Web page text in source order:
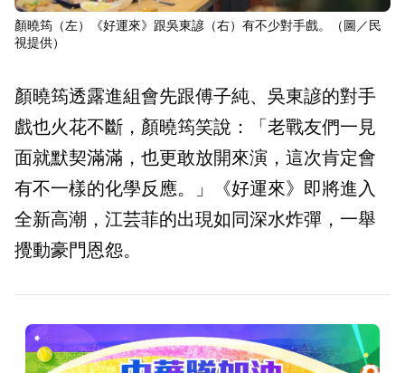
顏曉筠（左）《好運來》跟吳東諺（右）有不少對手戲。（圖／民
視提供）
顏曉筠透露進組會先跟傅子純、吳東諺的對手
戲也火花不斷，顏曉筠笑說：「老戰友們一見
面就默契滿滿，也更敢放開來演，這次肯定會
有不一樣的化學反應。」《好運來》即將進入
全新高潮，江芸菲的出現如同深水炸彈，一舉
攪動豪門恩怨。